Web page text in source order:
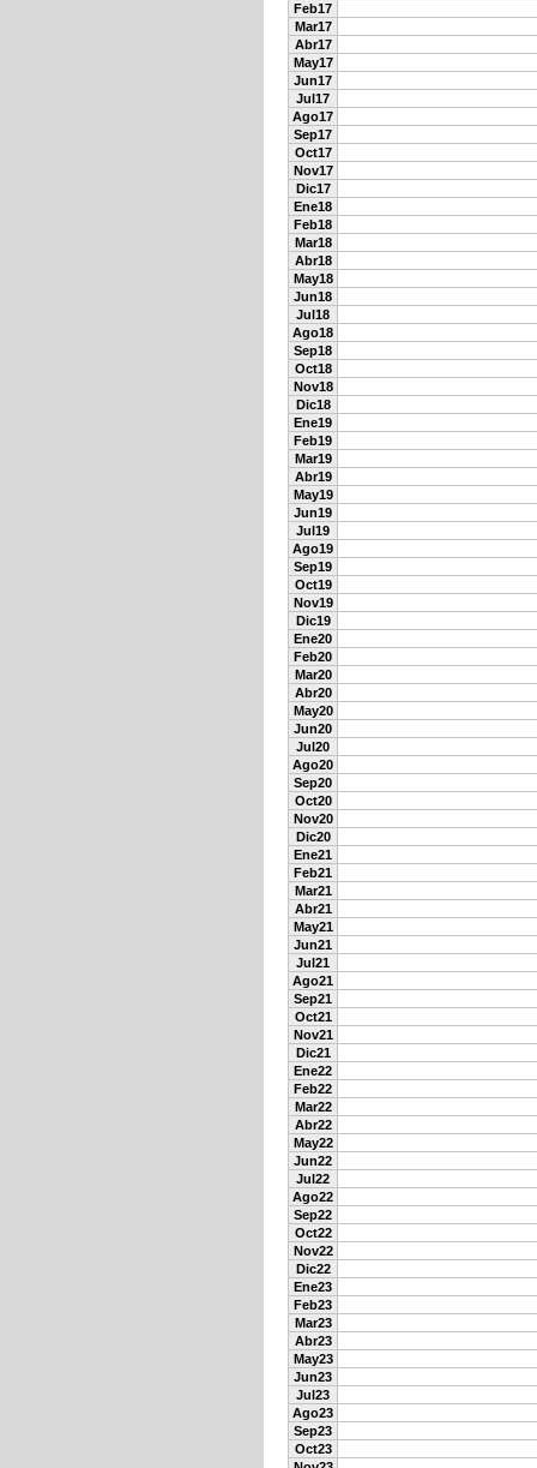
Feb17
Mar17
Abr17
May17
Jun17
Jul17
Ago17
Sep17
Oct17
Nov17
Dic17
Ene18
Feb18
Mar18
Abr18
May18
Jun18
Jul18
Ago18
Sep18
Oct18
Nov18
Dic18
Ene19
Feb19
Mar19
Abr19
May19
Jun19
Jul19
Ago19
Sep19
Oct19
Nov19
Dic19
Ene20
Feb20
Mar20
Abr20
May20
Jun20
Jul20
Ago20
Sep20
Oct20
Nov20
Dic20
Ene21
Feb21
Mar21
Abr21
May21
Jun21
Jul21
Ago21
Sep21
Oct21
Nov21
Dic21
Ene22
Feb22
Mar22
Abr22
May22
Jun22
Jul22
Ago22
Sep22
Oct22
Nov22
Dic22
Ene23
Feb23
Mar23
Abr23
May23
Jun23
Jul23
Ago23
Sep23
Oct23